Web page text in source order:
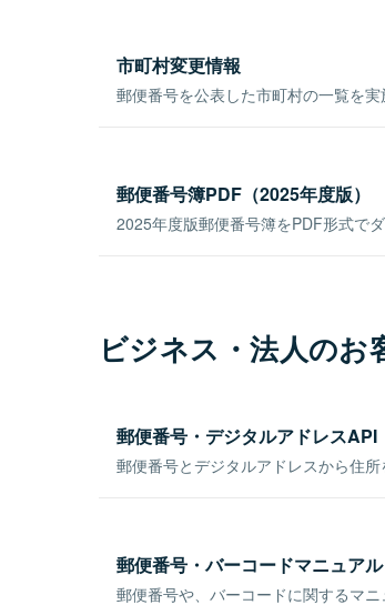
市町村変更情報
郵便番号を公表した市町村の一覧を実
郵便番号簿PDF（2025年度版）
2025年度版郵便番号簿をPDF形式で
ビジネス・法人のお
郵便番号・デジタルアドレスAPI
郵便番号とデジタルアドレスから住所
郵便番号・バーコードマニュアル
郵便番号や、バーコードに関するマニ